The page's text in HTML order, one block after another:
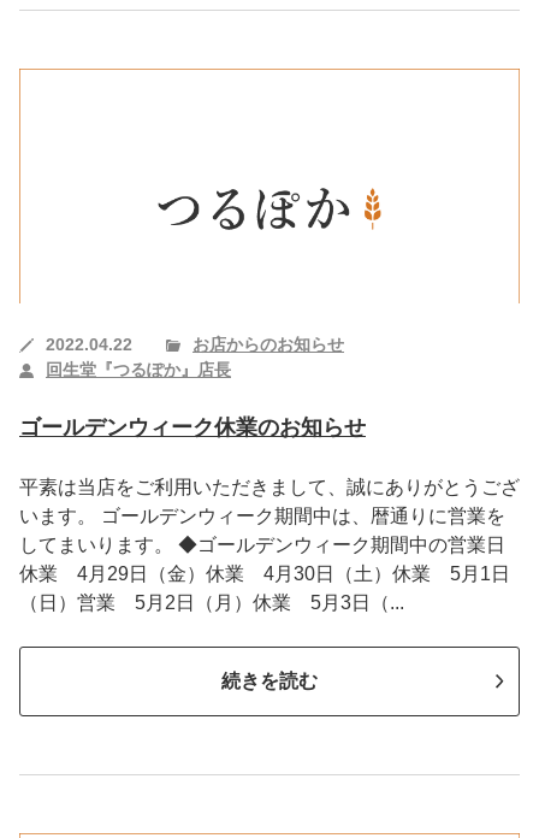
2022.04.22
お店からのお知らせ
回生堂『つるぽか』店長
ゴールデンウィーク休業のお知らせ
平素は当店をご利用いただきまして、誠にありがとうござ
います。 ゴールデンウィーク期間中は、暦通りに営業を
してまいります。 ◆ゴールデンウィーク期間中の営業日
休業 4月29日（金）休業 4月30日（土）休業 5月1日
（日）営業 5月2日（月）休業 5月3日（...
続きを読む